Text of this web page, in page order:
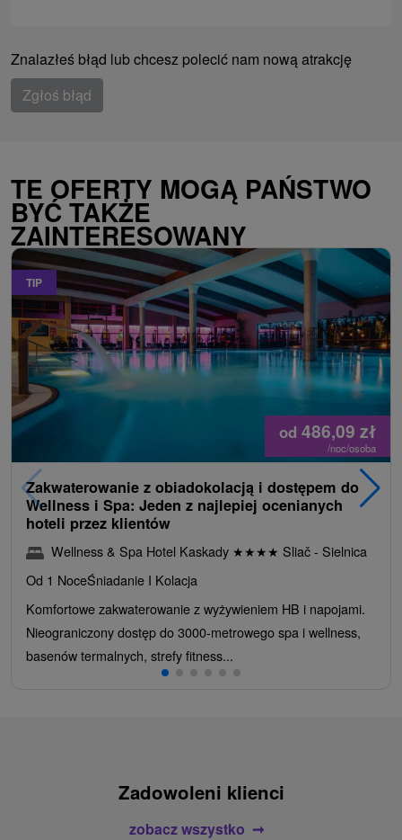
Znalazłeś błąd lub chcesz polecić nam nową atrakcję
Zgłoś błąd
TE OFERTY MOGĄ PAŃSTWO
BYĆ TAKŻE
ZAINTERESOWANY
TIP
od 486,09 zł
/noc/osoba
Zakwaterowanie z obiadokolacją i dostępem do
Wellness i Spa: Jeden z najlepiej ocenianych
hoteli przez klientów
Wellness & Spa Hotel Kaskady ★★★★ Sliač - Sielnica
Od 1 NoceŚniadanie I Kolacja
Komfortowe zakwaterowanie z wyżywieniem HB i napojami.
Nieograniczony dostęp do 3000-metrowego spa i wellness,
basenów termalnych, strefy fitness...
Zadowoleni klienci
zobacz wszystko